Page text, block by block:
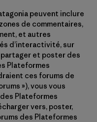
peuvent inclure
de commentaires,
et autres
d’interactivité, sur
et poster des
Plateformes
ces forums de
»), vous vous
Plateformes
vers, poster,
des Plateformes